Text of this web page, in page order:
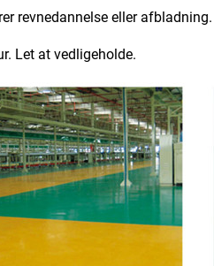
revnedannelse eller afbladning.
Let at vedligeholde.